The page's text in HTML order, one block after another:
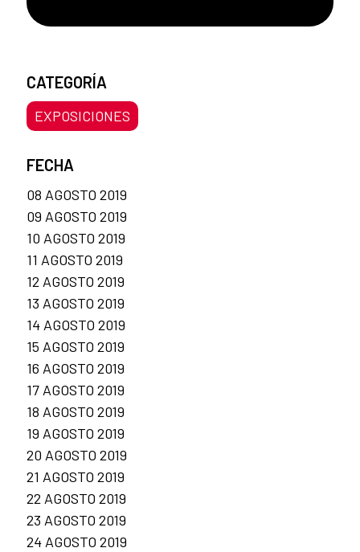
CATEGORÍA
EXPOSICIONES
FECHA
08 AGOSTO 2019
09 AGOSTO 2019
10 AGOSTO 2019
11 AGOSTO 2019
12 AGOSTO 2019
13 AGOSTO 2019
14 AGOSTO 2019
15 AGOSTO 2019
16 AGOSTO 2019
17 AGOSTO 2019
18 AGOSTO 2019
19 AGOSTO 2019
20 AGOSTO 2019
21 AGOSTO 2019
22 AGOSTO 2019
23 AGOSTO 2019
24 AGOSTO 2019